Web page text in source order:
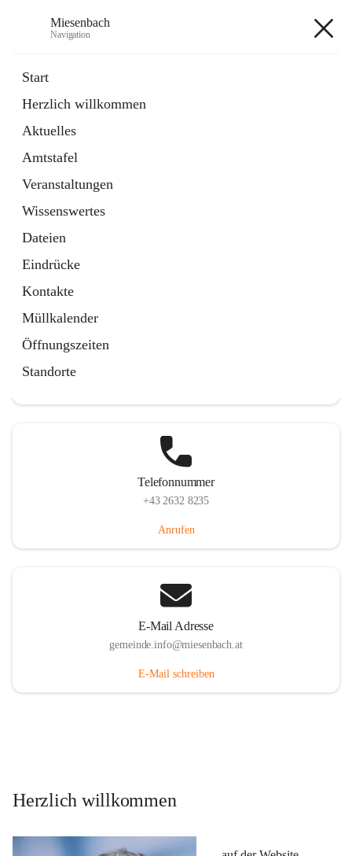
Miesenbach
Navigation
Start
Herzlich willkommen
Aktuelles
Amtstafel
Veranstaltungen
Wissenswertes
Dateien
Eindrücke
Kontakte
Müllkalender
Öffnungszeiten
Standorte
Externe Webseite
in
Tab
Region Schneebergland
Externe Webseite
öffnet
in
neuem
Tab
Telefonnummer
+43 2632 8235
Anrufen
E-Mail Adresse
gemeinde.info@miesenbach.at
E-Mail schreiben
Herzlich willkommen